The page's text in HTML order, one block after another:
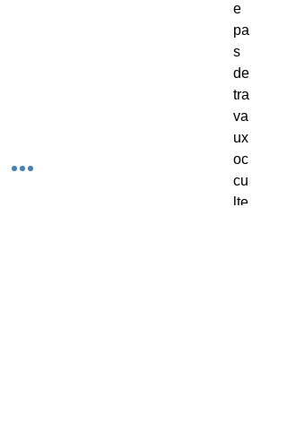
e
pa
s
de
tra
va
ux
oc
cu
lte